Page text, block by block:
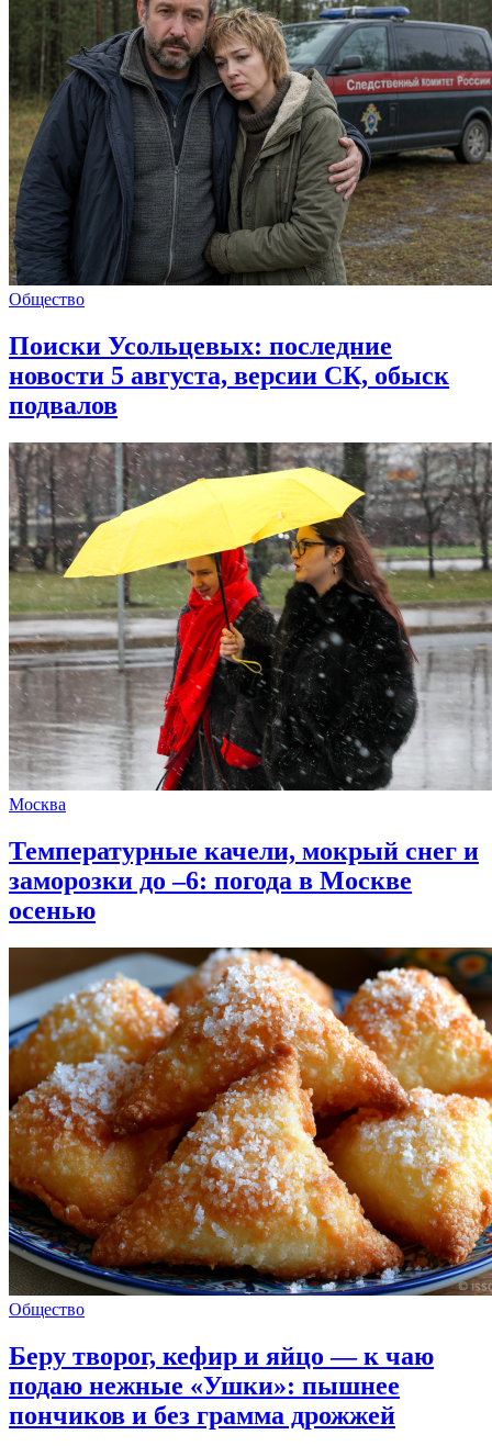
Общество
Поиски Усольцевых: последние
новости 5 августа, версии СК, обыск
подвалов
Москва
Температурные качели, мокрый снег и
заморозки до –6: погода в Москве
осенью
Общество
Беру творог, кефир и яйцо — к чаю
подаю нежные «Ушки»: пышнее
пончиков и без грамма дрожжей